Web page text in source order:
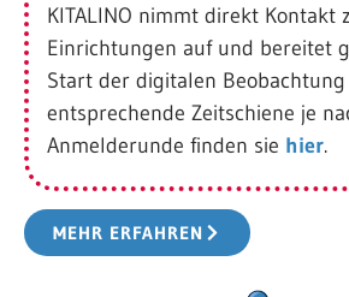
KITALINO nimmt direkt Kontakt
Einrichtungen auf und bereitet
Start der digitalen Beobachtung
entsprechende Zeitschiene je
Anmelderunde finden sie hier.
MEHR ERFAHREN